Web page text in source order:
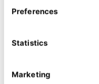
Preferences
Statistics
Marketing
sophistiquées,
cotées en bourse, des
internationaux, des